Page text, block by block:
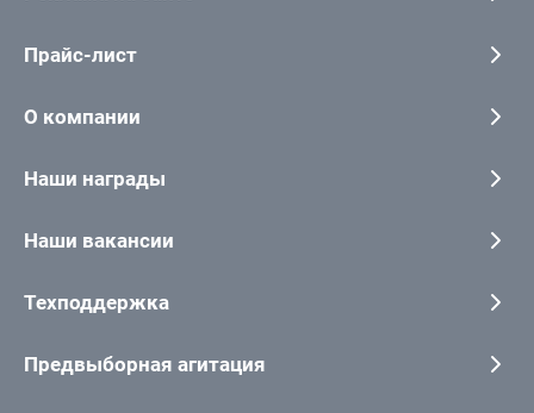
Прайс-лист
О компании
Наши награды
Наши вакансии
Техподдержка
Предвыборная агитация